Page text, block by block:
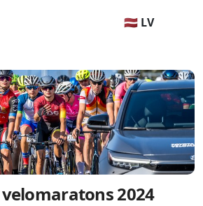
🇱🇻 LV
2024